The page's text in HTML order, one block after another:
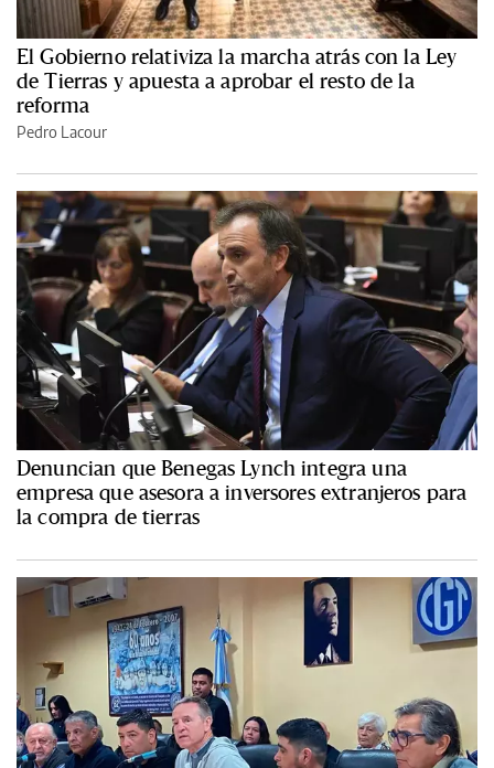
El Gobierno relativiza la marcha atrás con la Ley
de Tierras y apuesta a aprobar el resto de la
reforma
Pedro Lacour
Denuncian que Benegas Lynch integra una
empresa que asesora a inversores extranjeros para
la compra de tierras